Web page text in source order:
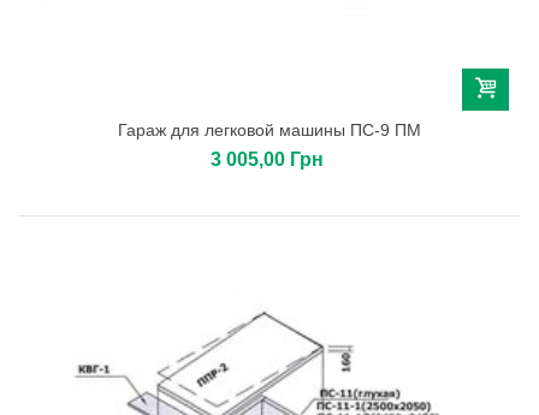
Гараж для легковой машины ПС-9 ПМ
3 005,00 Грн